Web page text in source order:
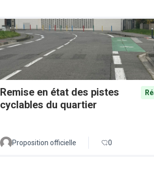
Remise en état des pistes
cyclables du quartier
Proposition officielle 0